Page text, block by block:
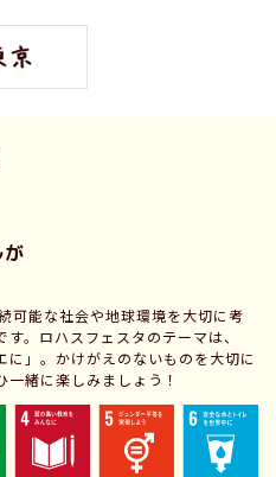
可能な社会や地球環境を大切に考
。ロハスフェスタのテーマは、
に」。かけがえのないものを大切に
緒に楽しみましょう！